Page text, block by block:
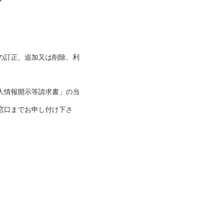
正、追加又は削除、利
情報開示等請求書」の当
までお申し付け下さ